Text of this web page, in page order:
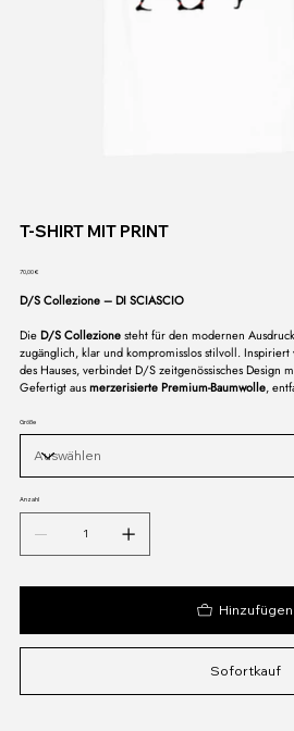
T-SHIRT MIT PRINT
Preis
70,00 €
D/S Collezione – DI SCIASCIO
DieD/S Collezionesteht für den modernen
zugänglich, klar und kompromisslos stilvoll.
des Hauses, verbindet D/S zeitgenössisches Design
Gefertigt ausmerzerisierte Premium-Baumwolle,
mit dem Anspruch eines Klassikers.
Größe
Anzahl
Hinzufügen
Sofortkauf